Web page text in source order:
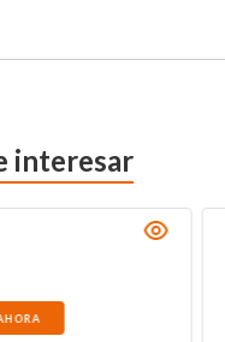
interesar